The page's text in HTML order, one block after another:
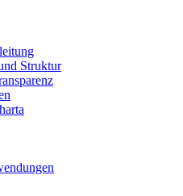
Struktur